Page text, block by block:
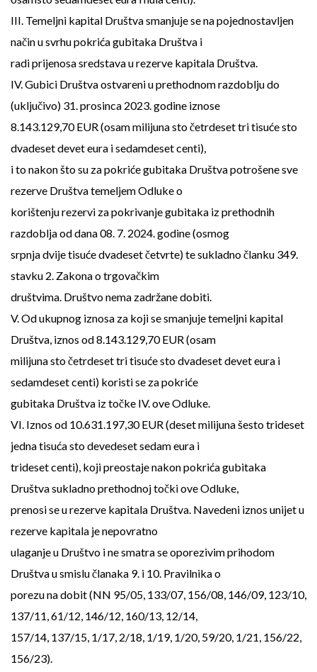
III. Temeljni kapital Društva smanjuje se na pojednostavljen
način u svrhu pokrića gubitaka Društva i
radi prijenosa sredstava u rezerve kapitala Društva.
IV. Gubici Društva ostvareni u prethodnom razdoblju do
(uključivo) 31. prosinca 2023. godine iznose
8.143.129,70 EUR (osam milijuna sto četrdeset tri tisuće sto
dvadeset devet eura i sedamdeset centi),
i to nakon što su za pokriće gubitaka Društva potrošene sve
rezerve Društva temeljem Odluke o
korištenju rezervi za pokrivanje gubitaka iz prethodnih
razdoblja od dana 08. 7. 2024. godine (osmog
srpnja dvije tisuće dvadeset četvrte) te sukladno članku 349.
stavku 2. Zakona o trgovačkim
društvima. Društvo nema zadržane dobiti.
V. Od ukupnog iznosa za koji se smanjuje temeljni kapital
Društva, iznos od 8.143.129,70 EUR (osam
milijuna sto četrdeset tri tisuće sto dvadeset devet eura i
sedamdeset centi) koristi se za pokriće
gubitaka Društva iz točke IV. ove Odluke.
VI. Iznos od 10.631.197,30 EUR (deset milijuna šesto trideset
jedna tisuća sto devedeset sedam eura i
trideset centi), koji preostaje nakon pokrića gubitaka
Društva sukladno prethodnoj točki ove Odluke,
prenosi se u rezerve kapitala Društva. Navedeni iznos unijet u
rezerve kapitala je nepovratno
ulaganje u Društvo i ne smatra se oporezivim prihodom
Društva u smislu članaka 9. i 10. Pravilnika o
porezu na dobit (NN 95/05, 133/07, 156/08, 146/09, 123/10,
137/11, 61/12, 146/12, 160/13, 12/14,
157/14, 137/15, 1/17, 2/18, 1/19, 1/20, 59/20, 1/21, 156/22,
156/23).